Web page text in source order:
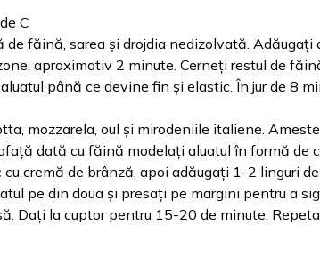
C
făină, sarea și drojdia nedizolvată.
aproximativ 2 minute. Cerneți restul de
până ce devine fin și elastic. În jur de 8
mozzarela, oul și mirodeniile italiene.
dată cu făină modelați aluatul în formă de
cremă de brânză, apoi adăugați 1-2 linguri
pe din doua și presați pe margini pentru a
Dați la cuptor pentru 15-20 de minute.